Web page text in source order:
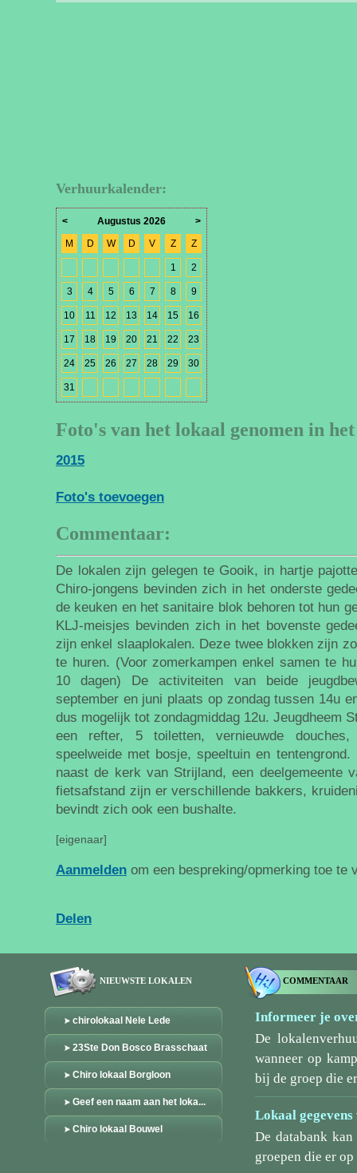
Verhuurkalender:
< Augustus 2026
>
M
D W D V Z Z
1 2
3 4 5 6 7 8 9
10 11 12 13 14 15 16
17 18 19 20 21 22 23
24 25 26 27 28 29 30
31
Foto's van het lokaal genomen in
2015
Foto's toevoegen
Commentaar:
De lokalen zijn gelegen te Gooik, in hartje
Chiro-jongens bevinden zich in het onderste
de keuken en het sanitaire blok behoren tot hun
KLJ-meisjes bevinden zich in het bovenste
zijn enkel slaaplokalen. Deze twee blokken zijn
te huren. (Voor zomerkampen enkel samen te
10 dagen) De activiteiten van beide
september en juni plaats op zondag tussen 14u
dus mogelijk tot zondagmiddag 12u. Jeugdheem
een refter, 5 toiletten, vernieuwde
speelweide met bosje, speeltuin en
naast de kerk van Strijland, een deelgemeente
fietsafstand zijn er verschillende bakkers,
bevindt zich ook een bushalte.
[eigenaar]
Aanmelden om een bespreking/opmerking toe te
Delen
NIEUWSTE LOKALEN
chirolokaal Nele Lede
23Ste Don Bosco Brasschaat
Chiro lokaal Borgloon
Geef een naam aan het loka...
Chiro lokaal Bouwel
COMMENTAAR
Informeer je
De
wanneer op
bij de groep die
Lokaal
De databank
groepen die er